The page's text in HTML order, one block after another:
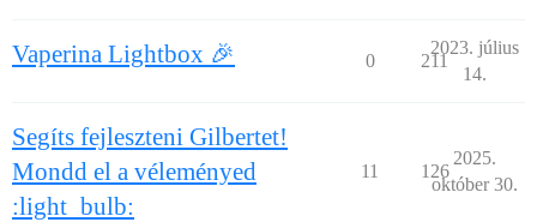
Vaperina Lightbox 🎉 0 211
2023. július
14.
Segíts fejleszteni Gilbertet!
Mondd el a véleményed
:light_bulb:
11 126
2025.
október 30.